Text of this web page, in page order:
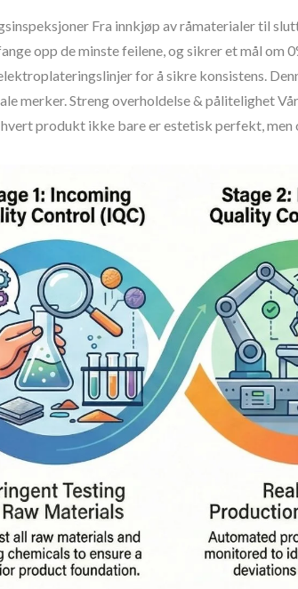
Fra innkjøp av råmaterialer til
opp de minste feilene, og sikrer et mål
for å sikre konsistens.
merker. Streng overholdelse & pålitelighet
produkt ikke bare er estetisk perfekt, men